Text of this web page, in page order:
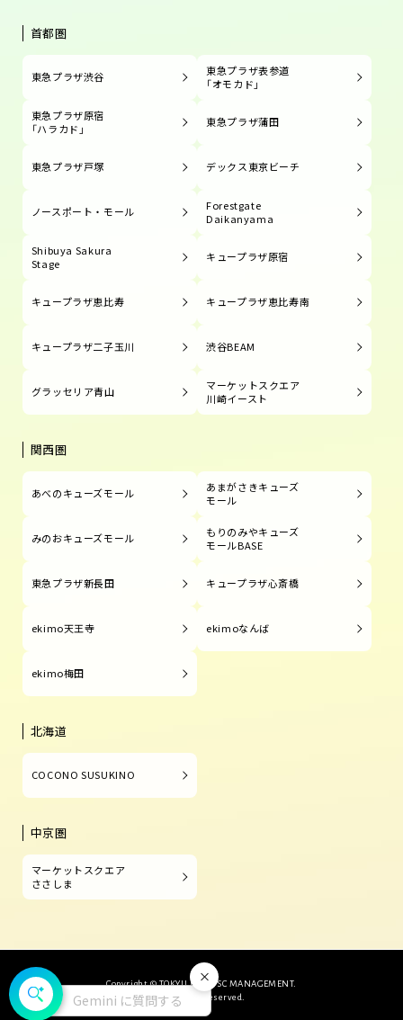
Gemini に質問する
閉じる
首都圏
東急プラザ渋谷
東急プラザ表参道
「オモカド」
東急プラザ原宿
「ハラカド」
東急プラザ蒲田
東急プラザ戸塚 デックス東京ビーチ
ノースポート・モール
Forestgate
Daikanyama
Shibuya Sakura
Stage
キュープラザ原宿
キュープラザ恵比寿 キュープラザ恵比寿南
キュープラザ二子玉川 渋谷BEAM
グラッセリア青山
マーケットスクエア
川崎イースト
関西圏
あべのキューズモール
あまがさきキューズ
モール
みのおキューズモール
もりのみやキューズ
モールBASE
東急プラザ新長田 キュープラザ心斎橋
ekimo天王寺 ekimoなんば
ekimo梅田
北海道
COCONO SUSUKINO
中京圏
マーケットスクエア
ささしま
Copyright © TOKYU LAND SC MANAGEMENT.
All Rights Reserved.